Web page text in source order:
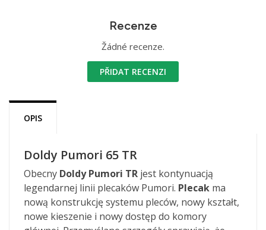
Recenze
Žádné recenze.
PŘIDAT RECENZI
OPIS
Doldy Pumori 65 TR
Obecny Doldy Pumori TR jest kontynuacją
legendarnej linii plecaków Pumori. Plecak ma
nową konstrukcję systemu pleców, nowy kształt,
nowe kieszenie i nowy dostęp do komory